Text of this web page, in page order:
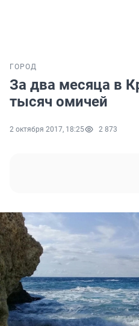
ГОРОД
За два месяца в
тысяч омичей
2 октября 2017, 18:25 2 873